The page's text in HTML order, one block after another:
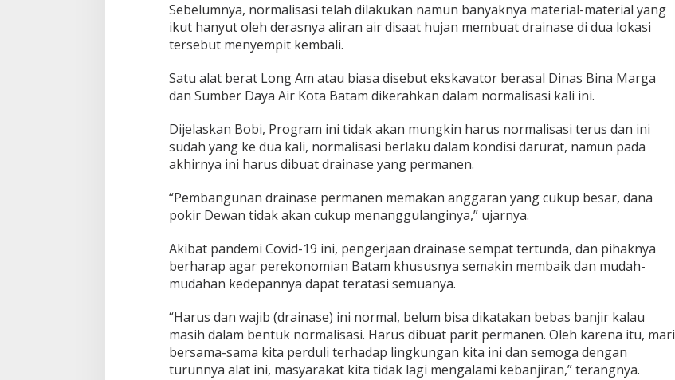
a
l
a
r
a
n
a
s
e
i
K
l
i
n
S
n
j
u
Sebelumnya, normalisasi telah dilakukan namun banyaknya material-material yang
ikut hanyut oleh derasnya aliran air disaat hujan membuat drainase di dua lokasi
tersebut menyempit kembali.
Satu alat berat Long Am atau biasa disebut ekskavator berasal Dinas Bina Marga
dan Sumber Daya Air Kota Batam dikerahkan dalam normalisasi kali ini.
Dijelaskan Bobi, Program ini tidak akan mungkin harus normalisasi terus dan ini
sudah yang ke dua kali, normalisasi berlaku dalam kondisi darurat, namun pada
akhirnya ini harus dibuat drainase yang permanen.
“Pembangunan drainase permanen memakan anggaran yang cukup besar, dana
pokir Dewan tidak akan cukup menanggulanginya,” ujarnya.
Akibat pandemi Covid-19 ini, pengerjaan drainase sempat tertunda, dan pihaknya
berharap agar perekonomian Batam khususnya semakin membaik dan mudah-
mudahan kedepannya dapat teratasi semuanya.
“Harus dan wajib (drainase) ini normal, belum bisa dikatakan bebas banjir kalau
masih dalam bentuk normalisasi. Harus dibuat parit permanen. Oleh karena itu, mari
bersama-sama kita perduli terhadap lingkungan kita ini dan semoga dengan
turunnya alat ini, masyarakat kita tidak lagi mengalami kebanjiran,” terangnya.